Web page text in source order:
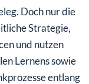
Doch nur die
Strategie,
und nutzen
Lernens sowie
entlang